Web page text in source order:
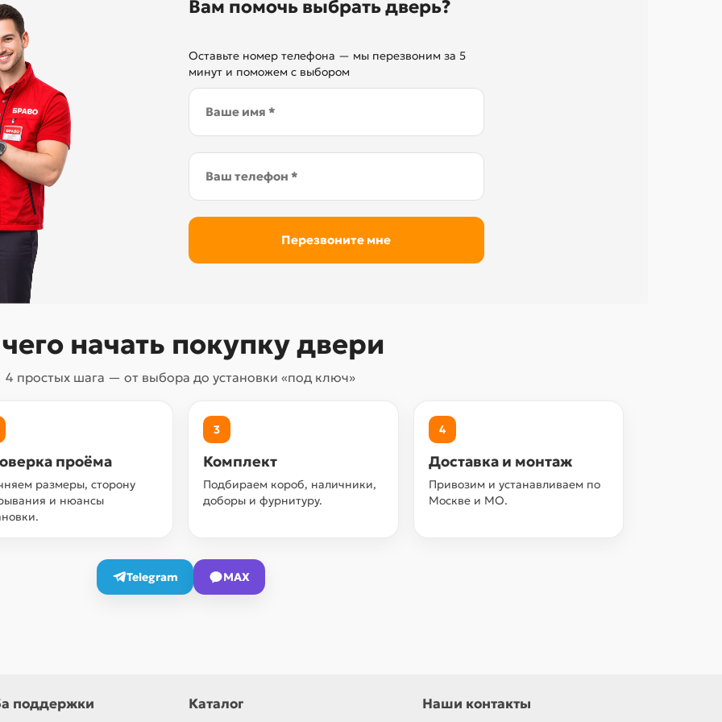
Вам помочь выбрать дверь?
Оставьте номер телефона — мы перезвоним за 5
минут и поможем с выбором
начать покупку двери
4 простых шага — от выбора до установки «под ключ»
проёма
размеры, сторону
и нюансы
3
Комплект
Подбираем короб, наличники,
доборы и фурнитуру.
4
Доставка и монтаж
Привозим и устанавливаем по
Москве и МО.
Telegram MAX
поддержки Каталог Наши контакты